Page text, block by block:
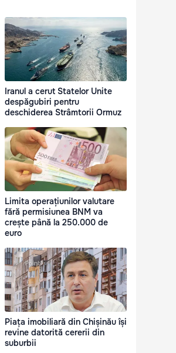
Iranul a cerut Statelor Unite
despăgubiri pentru
deschiderea Strâmtorii Ormuz
Limita operațiunilor valutare
fără permisiunea BNM va
crește până la 250.000 de
euro
Piața imobiliară din Chișinău își
revine datorită cererii din
suburbii